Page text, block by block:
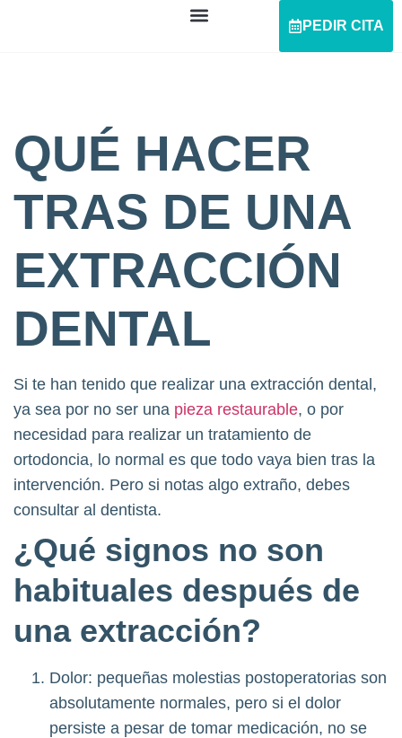
PEDIR CITA
QUÉ HACER
TRAS DE UNA
EXTRACCIÓN
DENTAL
Si te han tenido que realizar una extracción dental,
ya sea por no ser una pieza restaurable, o por
necesidad para realizar un tratamiento de
ortodoncia, lo normal es que todo vaya bien tras la
intervención. Pero si notas algo extraño, debes
consultar al dentista.
¿Qué signos no son
habituales después de
una extracción?
Dolor: pequeñas molestias postoperatorias son
absolutamente normales, pero si el dolor
persiste a pesar de tomar medicación, no se